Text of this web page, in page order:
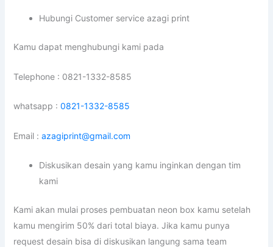
Hubungi Customer service azagi print
Kamu dapat menghubungi kami pada
Telephone : 0821-1332-8585
whatsapp : 0821-1332-8585
Email : azagiprint@gmail.com
Diskusikan desain yang kamu inginkan dengan tim
kami
Kami akan mulai proses pembuatan neon box kamu setelah
kamu mengirim 50% dari total biaya. Jika kamu punya
request desain bisa di diskusikan langung sama team